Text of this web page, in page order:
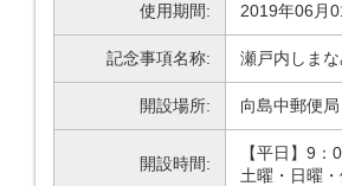
使用期間: 2019年06月
記念事項名称: 瀬戸内しま
開設場所: 向島中郵便局
開設時間:
【平日】9
土曜・日曜